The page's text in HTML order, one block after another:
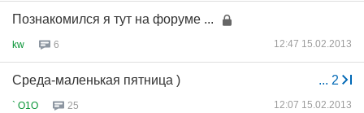
Познакомился я тут на форуме ...
kw 6 12:47 15.02.2013
... 2
Среда-маленькая пятница )
` O1O 25 12:07 15.02.2013